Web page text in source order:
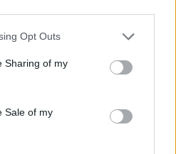
Opt Outs
Sharing of my
Sale of my
η παρουσίαση του
της ΕΛ.Α.Σ. στη